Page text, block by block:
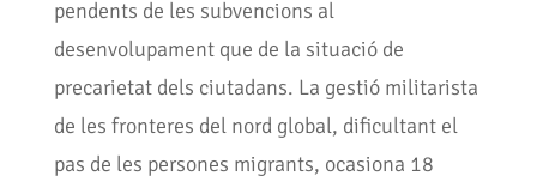
pendents de les subvencions al
desenvolupament que de la situació de
precarietat dels ciutadans. La gestió militarista
de les fronteres del nord global, dificultant el
pas de les persones migrants, ocasiona 18